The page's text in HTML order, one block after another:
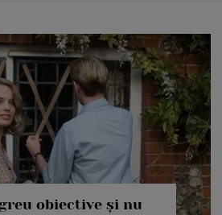
obiective și nu